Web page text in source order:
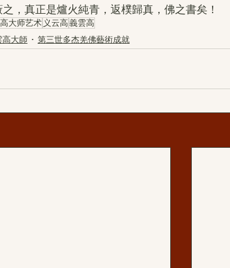
，真正是爐火純青，返樸歸真，佛之書矣！
大师艺术 义云高義雲高
高大師 第三世多杰羌佛藝術成就